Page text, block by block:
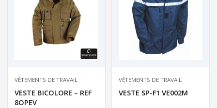
VÊTEMENTS DE TRAVAIL
VESTE BICOLORE – REF
8OPEV
VÊTEMENTS DE TRAVAIL
VESTE SP-F1 VE002M